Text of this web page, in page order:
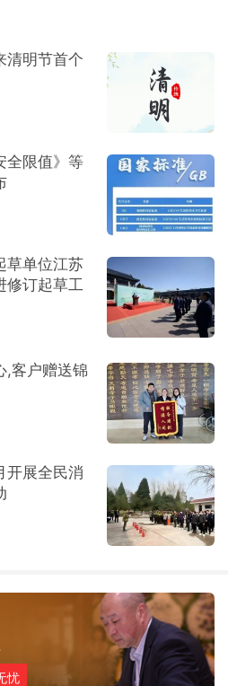
清明节首个
全限值》等
草单位江苏
修订起草工
,客户赠送锦
开展全民消
忧